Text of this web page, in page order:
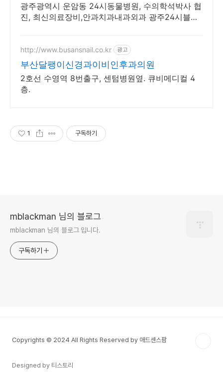
광주광역시 운암동 24시동물병원, 수의학석박사 협
진, 최신의료장비,안과치과내과외과 광주24시블루
http://www.busansnail.co.kr 광고
부산달팽이신경과이비인후과의원
2호선 수영역 8번출구, 센텀병원옆. 큐비메디컬 4
층.
1 구독하기
mblackman 님의 블로그
mblackman 님의 블로그 입니다.
구독하기
Copyrights © 2024 All Rights Reserved by 애드센스팜
Designed by 티스토리